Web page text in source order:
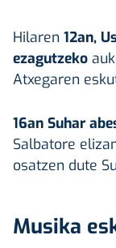
Hilaren 12an,
ezagutzeko
Atxegaren
16an Suhar
Salbatore
osatzen dute
Musika